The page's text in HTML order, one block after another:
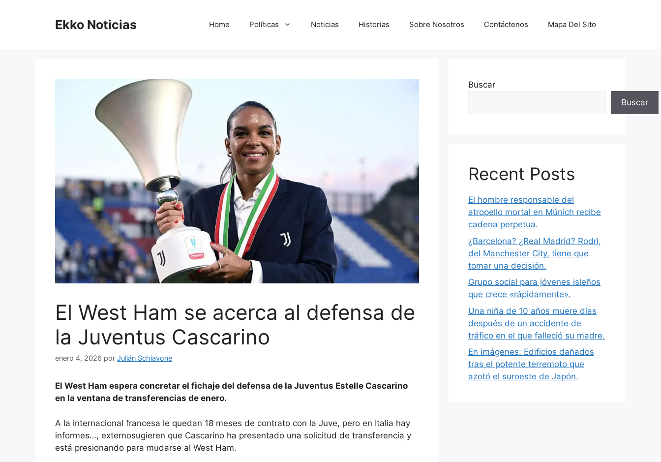
Ekko Noticias Home Políticas Noticias Historias Sobre Nosotros Contáctenos Mapa Del Sito
El West Ham se acerca al defensa de
la Juventus Cascarino
enero 4, 2026 por Julián Schiavone
El West Ham espera concretar el fichaje del defensa de la Juventus Estelle Cascarino
en la ventana de transferencias de enero.
A la internacional francesa le quedan 18 meses de contrato con la Juve, pero en Italia hay
informes…, externosugieren que Cascarino ha presentado una solicitud de transferencia y
está presionando para mudarse al West Ham.
Buscar
Buscar
Recent Posts
El hombre responsable del
atropello mortal en Múnich recibe
cadena perpetua.
¿Barcelona? ¿Real Madrid? Rodri,
del Manchester City, tiene que
tomar una decisión.
Grupo social para jóvenes isleños
que crece «rápidamente».
Una niña de 10 años muere días
después de un accidente de
tráfico en el que falleció su madre.
En imágenes: Edificios dañados
tras el potente terremoto que
azotó el suroeste de Japón.